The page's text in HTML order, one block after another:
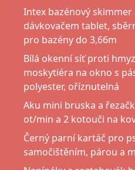
Intex bazénový skimmer
dávkovačem tablet,
pro bazény do 3,66m
Bílá okenní síť proti
moskytiéra na okno s
polyester, oříznutelná
Aku mini bruska a
ot/min a 2 kotouči na
Černý parní kartáč pro
samočištěním, párou a